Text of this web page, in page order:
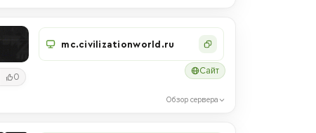
0
mc.civilizationworld.ru
Сайт
Обзор сервера